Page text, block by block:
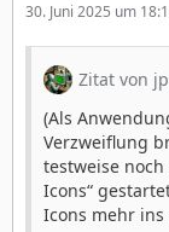
30. Juni 2025 um
Zitat von
(Als
Verzweiflung
testweise
Icons“
Icons mehr ins